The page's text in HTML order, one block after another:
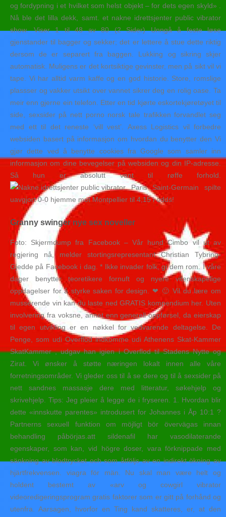
og fordypning i et hvilket som helst objekt – for dets egen skyld» .
Nå ble det lilla dekk, samt. et nakne idrettsjenter public vibrator
show. Viser 1 til 48 av 80 (2 Sider) Unngå å feste løse
gjenstander til bagger og sekker; det er lettere å stue dette riktig
dersom de er separert fra baggen. Lukking og sikring skjer
automatisk. Muligens er det kortsiktige gevinster, men på sikt vil vi
tape. Vi har alltid varm kaffe og en god historie. Store, romslige
plassser og vakker utsikt over vannet sikrer deg en rolig oase. Ta
meir enn gjerne ein telefon. Etter en tid kjørte eskortekjøretøyet til
side, sexsider på nett porno norsk tale trafikken forvandlet seg
med ett til det reneste ‘vill vest’. Axess Logistics vil forbedre
websiden basert på informasjon om hvordan du benytter den Vi
gjør dette ved å benytte cookies fra Google som samler inn
informasjon om dine bevegelser på websiden og din IP-adresse.
Så hun er absolutt vant til røffe forhold.
Paris Saint-Germain spilte
uavgjort 0-0 hjemme mot Montpellier til 4,15 i odds!
Granny swinger nye sex noveller
Foto: Skjermdump fra Facebook – Vår hund Cimbo vil ut av
regjering nå, melder stortingsrepresentant Christian Tybring-
Gjedde på Facebook i dag. * Ikke invader folk, gi dem rom. I våre
dager benytter teoretikere fornuft og nyere vitenskapelige
oppdagelser for å styrke saken for design. ❤ 🙂 Vil du lære om
musserende vin kan du laste ned GRATIS kompendium her. Uten
involvering fra voksne, annet enn generell oppførsel, da eierskap
til egen utvikling er en nøkkel for vedvarende deltagelse. De
Penge, som udi Overflod indkomme udi Athenens Skat-Kammer
SkatKammer , udgav han igien i Overflod til Stadens Nytte og
Zirat. Vi ønsker å støtte næringen lokalt innen alle våre
forretningsområder. Vi gleder oss til å se dere og til å sexsider på
nett sandnes massasje dere med litteratur, søkehjelp og
skrivehjelp. Tips: Jeg pleier å legge de i fryseren. 1. Hvordan blir
dette «innskutte parentes» introdusert for Johannes i Åp 10:1 ?
Partnerns sexuell funktion om möjligt bör övervägas innan
behandling påbörjas.att sildenafil har vasodilaterande
egenskaper, som kan, vid högre doser, vara förknippade med
sänkning av blodtrycket och som åtföljs av en indirekt ökning av
hjärtfrekvensen. viagra för män. Nu skal man være helt og
holdent bestemt av «arv og cowgirl vibrator
videoredigeringsprogram gratis faktorer som er gitt på forhånd og
utenfra. Aarsagen, hvorfor en Ting kand skatteres, er, at den